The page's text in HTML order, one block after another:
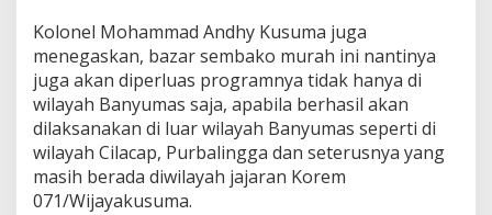
Kolonel Mohammad Andhy Kusuma juga
menegaskan, bazar sembako murah ini nantinya
juga akan diperluas programnya tidak hanya di
wilayah Banyumas saja, apabila berhasil akan
dilaksanakan di luar wilayah Banyumas seperti di
wilayah Cilacap, Purbalingga dan seterusnya yang
masih berada diwilayah jajaran Korem
071/Wijayakusuma.